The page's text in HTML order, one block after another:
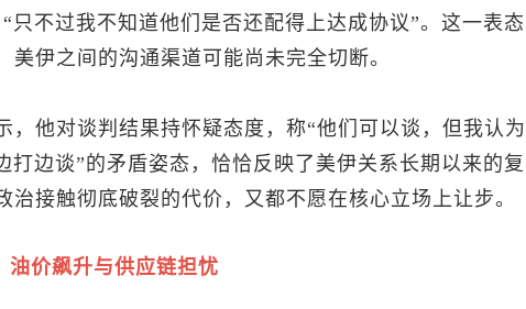
只不过我不知道他们是否还配得上达成协议”。这一表态
美伊之间的沟通渠道可能尚未完全切断。
，他对谈判结果持怀疑态度，称“他们可以谈，但我认为
打边谈”的矛盾姿态，恰恰反映了美伊关系长期以来的复
接触彻底破裂的代价，又都不愿在核心立场上让步。
油价飙升与供应链担忧